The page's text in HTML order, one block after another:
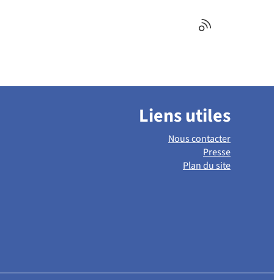
Liens utiles
Nous contacter
Presse
Plan du site